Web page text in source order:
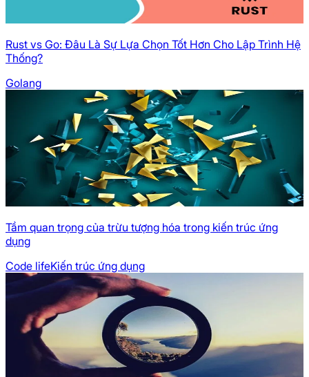
Rust vs Go: Đâu Là Sự Lựa Chọn Tốt Hơn Cho Lập Trình Hệ
Thống?
Golang
Tầm quan trọng của trừu tượng hóa trong kiến trúc ứng
dụng
Code lifeKiến trúc ứng dụng